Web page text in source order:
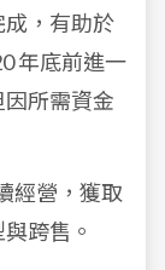
成，有助於
年底前進一
所需資金
經營，獲取
跨售。